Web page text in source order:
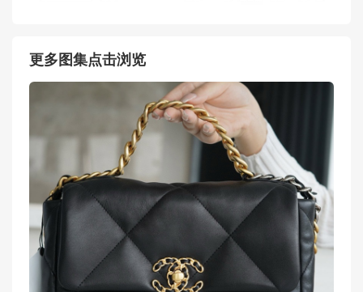
更多图集点击浏览